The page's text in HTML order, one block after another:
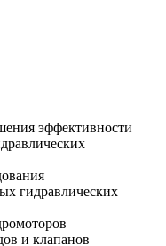
эффективности
гидравлических
и клапанов